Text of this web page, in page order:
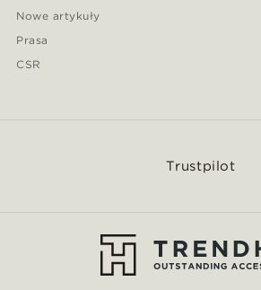
Nowe artykuły
Prasa
CSR
Trustpilot